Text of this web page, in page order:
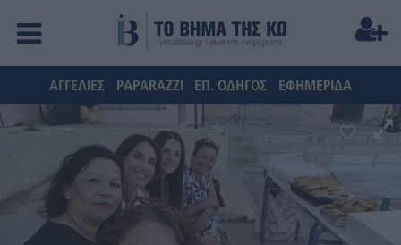
ΑΓΓΕΛΙΕΣ PAPARAZZI ΕΠ. ΟΔΗΓΟΣ ΕΦΗΜΕΡΙΔΑ